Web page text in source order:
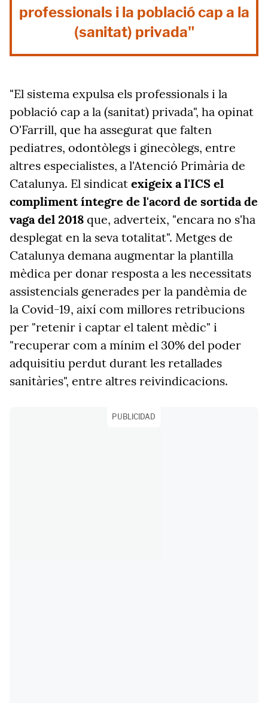
professionals i la població cap a la
(sanitat) privada"
"El sistema expulsa els professionals i la
població cap a la (sanitat) privada", ha opinat
O'Farrill, que ha assegurat que falten
pediatres, odontòlegs i ginecòlegs, entre
altres especialistes, a l'Atenció Primària de
Catalunya. El sindicat exigeix a l'ICS el
compliment íntegre de l'acord de sortida de
vaga del 2018 que, adverteix, "encara no s'ha
desplegat en la seva totalitat". Metges de
Catalunya demana augmentar la plantilla
mèdica per donar resposta a les necessitats
assistencials generades per la pandèmia de
la Covid-19, així com millores retribucions
per "retenir i captar el talent mèdic" i
"recuperar com a mínim el 30% del poder
adquisitiu perdut durant les retallades
sanitàries", entre altres reivindicacions.
PUBLICIDAD